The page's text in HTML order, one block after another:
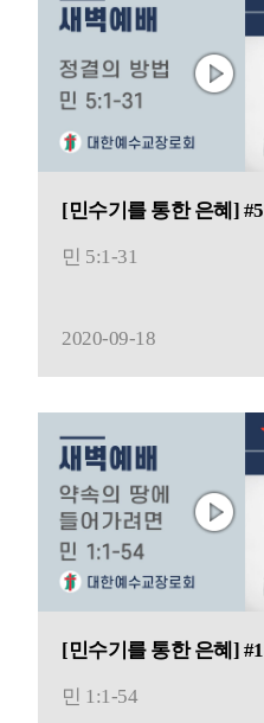
민 5:1-31
2020-09-18
민 1:1-54